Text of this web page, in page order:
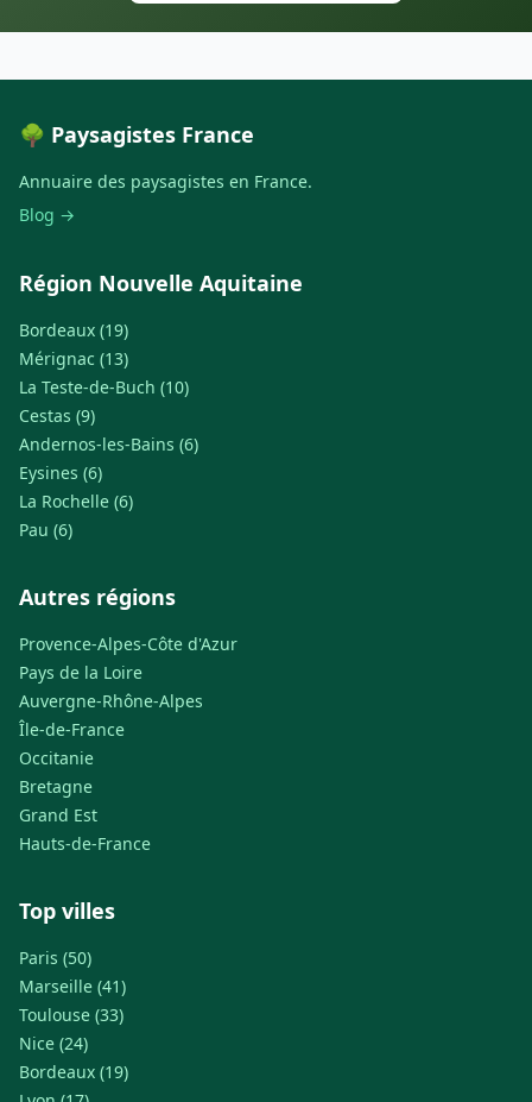
🌳 Paysagistes France
Annuaire des paysagistes en France.
Blog →
Région Nouvelle Aquitaine
Bordeaux (19)
Mérignac (13)
La Teste-de-Buch (10)
Cestas (9)
Andernos-les-Bains (6)
Eysines (6)
La Rochelle (6)
Pau (6)
Autres régions
Provence-Alpes-Côte d'Azur
Pays de la Loire
Auvergne-Rhône-Alpes
Île-de-France
Occitanie
Bretagne
Grand Est
Hauts-de-France
Top villes
Paris (50)
Marseille (41)
Toulouse (33)
Nice (24)
Bordeaux (19)